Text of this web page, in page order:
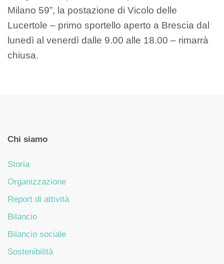
Milano 59”, la postazione di Vicolo delle
Lucertole – primo sportello aperto a Brescia dal
lunedì al venerdì dalle 9.00 alle 18.00 – rimarrà
chiusa.
Chi siamo
Storia
Organizzazione
Report di attività
Bilancio
Bilancio sociale
Sostenibilità